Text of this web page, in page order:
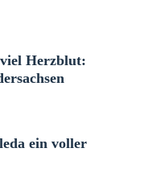
Herzblut:
ein voller